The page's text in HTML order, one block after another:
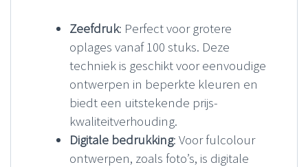
Zeefdruk: Perfect voor grotere
oplages vanaf 100 stuks. Deze
techniek is geschikt voor eenvoudige
ontwerpen in beperkte kleuren en
biedt een uitstekende prijs-
kwaliteitverhouding.
Digitale bedrukking: Voor fulcolour
ontwerpen, zoals foto’s, is digitale